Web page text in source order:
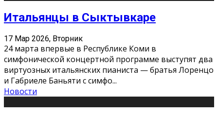
Итальянцы в Сыктывкаре
17 Мар 2026, Вторник
24 марта впервые в Республике Коми в
симфонической концертной программе выступят два
виртуозных итальянских пианиста — братья Лоренцо
и Габриеле Баньяти с симфо...
Новости